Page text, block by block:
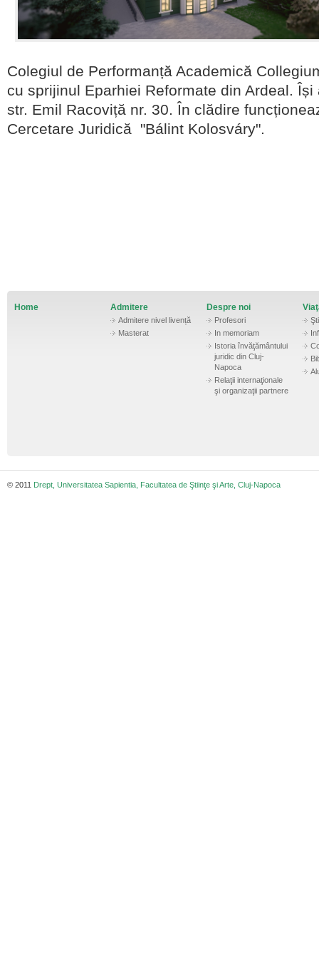
Colegiul de Performanță Academică
cu sprijinul Eparhiei Reformate din Ardeal.
str. Emil Racoviță nr. 30. În clădire
Cercetare Juridică "Bálint Kolosváry".
Home Admitere
Admitere nivel livență
Masterat
Despre noi
Profesori
In memoriam
Istoria învăţământului
juridic din Cluj-
Napoca
Relaţii internaţionale
şi organizaţii partnere
© 2011 Drept, Universitatea Sapientia, Facultatea de Ştiinţe şi Arte, Cluj-Napoca